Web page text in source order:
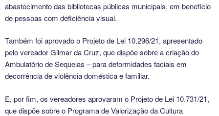
abastecimento das bibliotecas públicas municipais, em benefício
de pessoas com deficiência visual.
Também foi aprovado o Projeto de Lei 10.296/21, apresentado
pelo vereador Gilmar da Cruz, que dispõe sobre a criação do
Ambulatório de Sequelas – para deformidades faciais em
decorrência de violência doméstica e familiar.
E, por fim, os vereadores aprovaram o Projeto de Lei 10.731/21,
que dispõe sobre o Programa de Valorização da Cultura